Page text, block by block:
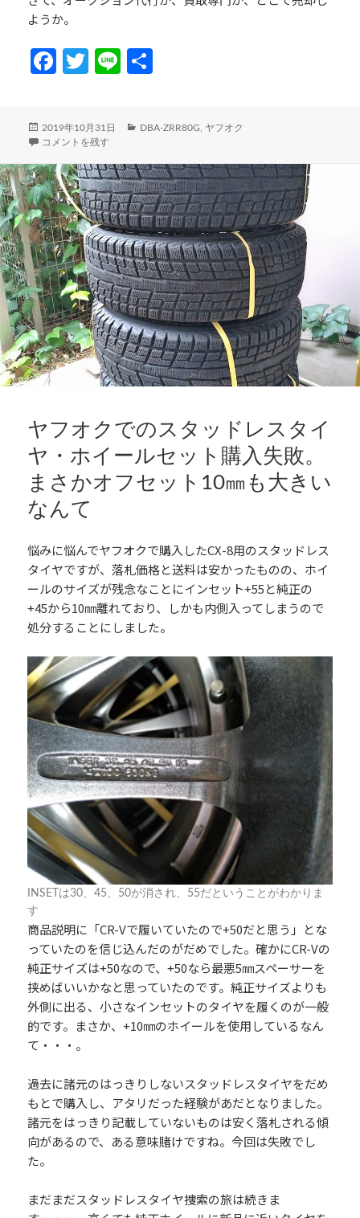
ようか。
Fa
o
o
k
T
er
Li
投
稿
2019年10月31日
カ
リ
ー
DBA-ZRR80G
ヤフオク
ZRR80Gノアの売却その（１）～ヤフオク～ に
コメントを残す
ヤフオクでのスタッドレスタイ
ヤ・ホイールセット購入失敗。
まさかオフセット10㎜も大きい
なんて
悩みに悩んでヤフオクで購入したCX-8用のスタッドレス
タイヤですが、落札価格と送料は安かったものの、ホイ
ールのサイズが残念なことにインセット+55と純正の
+45から10㎜離れており、しかも内側入ってしまうので
処分することにしました。
INSETは30、45、50が消され、55だということがわかりま
す
商品説明に「CR-Vで履いていたので+50だと思う」とな
っていたのを信じ込んだのがだめでした。確かにCR-Vの
純正サイズは+50なので、+50なら最悪5㎜スペーサーを
挟めばいいかなと思っていたのです。純正サイズよりも
外側に出る、小さなインセットのタイヤを履くのが一般
的です。まさか、+10㎜のホイールを使用しているなん
て・・・。
過去に諸元のはっきりしないスタッドレスタイヤをだめ
もとで購入し、アタリだった経験があだとなりました。
諸元をはっきり記載していないものは安く落札される傾
向があるので、ある意味賭けですね。今回は失敗でし
た。
まだまだスタッドレスタイヤ捜索の旅は続きま